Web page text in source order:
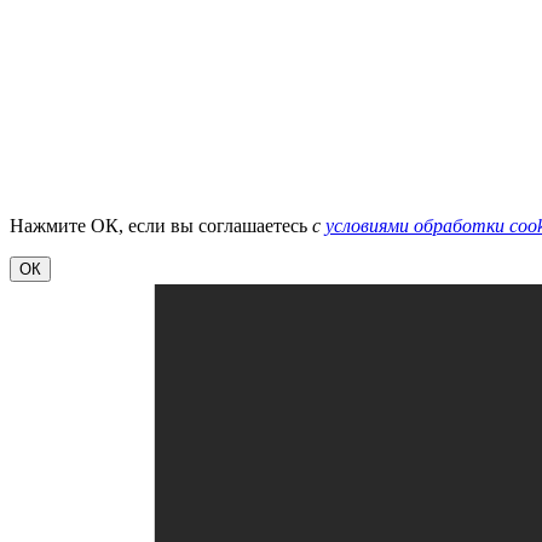
Нажмите ОК, если вы соглашаетесь с условиями обработки
ОК